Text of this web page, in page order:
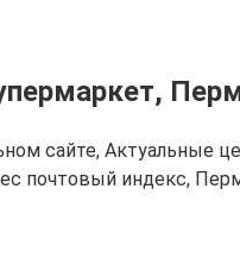
сайте, Актуальные
почтовый индекс,